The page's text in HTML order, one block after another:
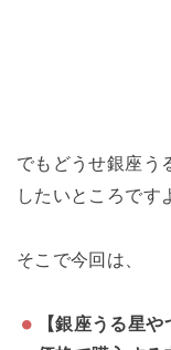
でもどうせ銀座う
したいところです
そこで今回は、
【銀座うる星